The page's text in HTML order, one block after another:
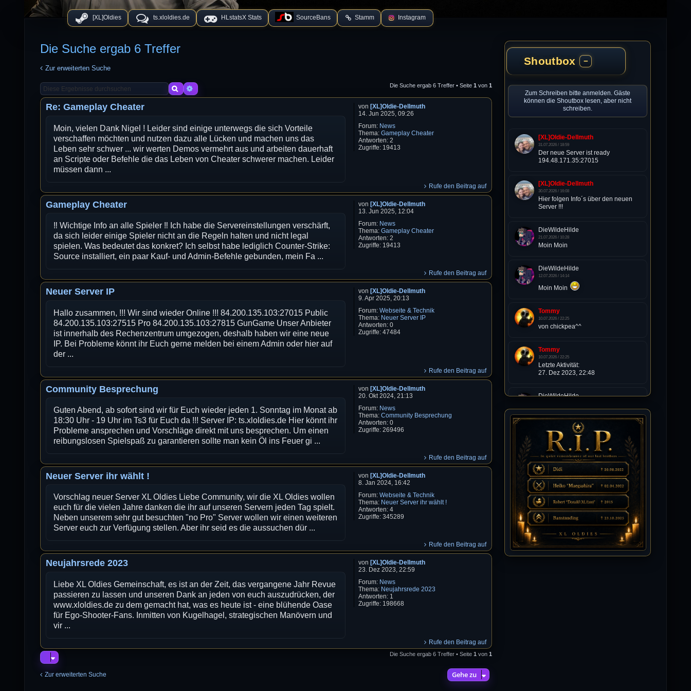
[XL]Oldies ts.xloldies.de HLstatsX Stats SourceBans Stamm Instagram
Die Suche ergab 6 Treffer
Zur erweiterten Suche
SucheErweiterte Suche Die Suche ergab 6 Treffer • Seite 1von 1
von [XL]Oldie-Dellmuth
14. Jun 2025, 09:26
Forum: News
Thema: Gameplay Cheater
Antworten: 2
Zugriffe: 19413
Re: Gameplay Cheater
Moin, vielen Dank Nigel ! Leider sind einige unterwegs die sich Vorteile
verschaffen möchten und nutzen dazu alle Lücken und machen uns das
Leben sehr schwer ... wir werten Demos vermehrt aus und arbeiten dauerhaft
an Scripte oder Befehle die das Leben von Cheater schwerer machen. Leider
müssen dann ...
Rufe den Beitrag auf
von [XL]Oldie-Dellmuth
13. Jun 2025, 12:04
Forum: News
Thema: Gameplay Cheater
Antworten: 2
Zugriffe: 19413
Gameplay Cheater
‼️ Wichtige Info an alle Spieler ‼️ Ich habe die Servereinstellungen verschärft,
da sich leider einige Spieler nicht an die Regeln halten und nicht legal
spielen. Was bedeutet das konkret? Ich selbst habe lediglich Counter-Strike:
Source installiert, ein paar Kauf- und Admin-Befehle gebunden, mein Fa ...
Rufe den Beitrag auf
von [XL]Oldie-Dellmuth
9. Apr 2025, 20:13
Forum: Webseite & Technik
Thema: Neuer Server IP
Antworten: 0
Zugriffe: 47484
Neuer Server IP
Hallo zusammen, !!! Wir sind wieder Online !!! 84.200.135.103:27015 Public
84.200.135.103:27515 Pro 84.200.135.103:27815 GunGame Unser Anbieter
ist innerhalb des Rechenzentrum umgezogen, deshalb haben wir eine neue
IP. Bei Probleme könnt ihr Euch gerne melden bei einem Admin oder hier auf
der ...
Rufe den Beitrag auf
von [XL]Oldie-Dellmuth
20. Okt 2024, 21:13
Forum: News
Thema: Community Besprechung
Antworten: 0
Zugriffe: 269496
Community Besprechung
Guten Abend, ab sofort sind wir für Euch wieder jeden 1. Sonntag im Monat ab
18:30 Uhr - 19 Uhr im Ts3 für Euch da !!! Server IP: ts.xloldies.de Hier könnt ihr
Probleme ansprechen und Vorschläge direkt mit uns besprechen. Um einen
reibungslosen Spielspaß zu garantieren sollte man kein Öl ins Feuer gi ...
Rufe den Beitrag auf
von [XL]Oldie-Dellmuth
8. Jan 2024, 16:42
Forum: Webseite & Technik
Thema: Neuer Server ihr wählt !
Antworten: 4
Zugriffe: 345289
Neuer Server ihr wählt !
Vorschlag neuer Server XL Oldies Liebe Community, wir die XL Oldies wollen
euch für die vielen Jahre danken die ihr auf unseren Servern jeden Tag spielt.
Neben unserem sehr gut besuchten "no Pro" Server wollen wir einen weiteren
Server euch zur Verfügung stellen. Aber ihr seid es die aussuchen dür ...
Rufe den Beitrag auf
von [XL]Oldie-Dellmuth
23. Dez 2023, 22:59
Forum: News
Thema: Neujahrsrede 2023
Antworten: 1
Zugriffe: 198668
Neujahrsrede 2023
Liebe XL Oldies Gemeinschaft, es ist an der Zeit, das vergangene Jahr Revue
passieren zu lassen und unseren Dank an jeden von euch auszudrücken, der
www.xloldies.de zu dem gemacht hat, was es heute ist - eine blühende Oase
für Ego-Shooter-Fans. Inmitten von Kugelhagel, strategischen Manövern und
vir ...
Rufe den Beitrag auf
Die Suche ergab 6 Treffer • Seite 1 von 1
Zur erweiterten Suche Gehe zu
Shoutbox −
Zum Schreiben bitte anmelden. Gäste
können die Shoutbox lesen, aber nicht
schreiben.
[XL]Oldie-Dellmuth
31.07.2026 / 18:59
Der neue Server ist ready
194.48.171.35:27015
[XL]Oldie-Dellmuth
30.07.2026 / 16:08
Hier folgen Info´s über den neuen
Server !!!
DieWildeHilde
21.07.2026 / 10:28
Moin Moin
DieWildeHilde
12.07.2026 / 14:14
Moin Moin
Tommy
10.07.2026 / 22:25
von chickpea^^
Tommy
10.07.2026 / 22:25
Letzte Aktivität:
27. Dez 2023, 22:48
DieWildeHilde
Happy Birthday Chickpea
DieWildeHilde
10.07.2026 / 10:08
Hallo meine Lieben!
Isimiyaki
10.07.2026 / 00:34
Alles gute chickpea
Mojochilla
02.07.2026 / 15:53
Was geht aaaaaaaaaaaab